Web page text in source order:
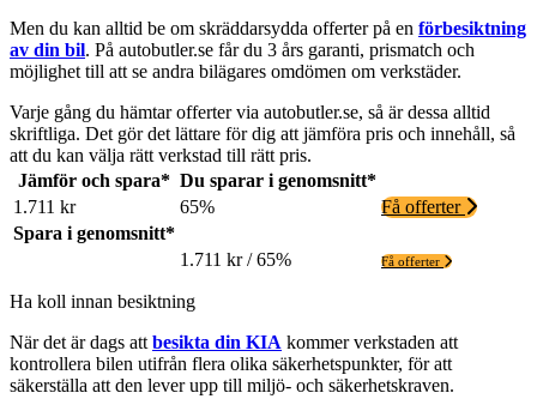
Men du kan alltid be om skräddarsydda offerter på en förbesiktning
av din bil. På autobutler.se får du 3 års garanti, prismatch och
möjlighet till att se andra bilägares omdömen om verkstäder.
Varje gång du hämtar offerter via autobutler.se, så är dessa alltid
skriftliga. Det gör det lättare för dig att jämföra pris och innehåll, så
att du kan välja rätt verkstad till rätt pris.
Jämför och spara* Du sparar i genomsnitt*
1.711 kr
65%
Få offerter
Spara i genomsnitt*
1.711 kr / 65%
Få offerter
Ha koll innan besiktning
När det är dags att besikta din KIA kommer verkstaden att
kontrollera bilen utifrån flera olika säkerhetspunkter, för att
säkerställa att den lever upp till miljö- och säkerhetskraven.